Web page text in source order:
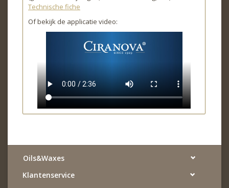
Technische fiche
Of bekijk de applicatie video:
Oils&Waxes
Klantenservice